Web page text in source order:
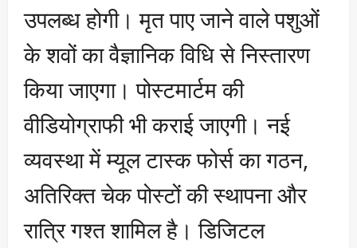
उपलब्ध होगी। मृत पाए जाने वाले पशुओं
के शवों का वैज्ञानिक विधि से निस्तारण
किया जाएगा। पोस्टमार्टम की
वीडियोग्राफी भी कराई जाएगी। नई
व्यवस्था में म्यूल टास्क फोर्स का गठन,
अतिरिक्त चेक पोस्टों की स्थापना और
रात्रि गश्त शामिल है। डिजिटल